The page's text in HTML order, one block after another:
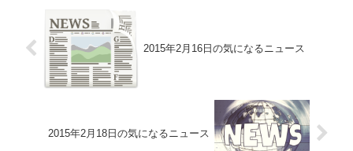
2015年2月16日の気になるニュース
2015年2月18日の気になるニュース